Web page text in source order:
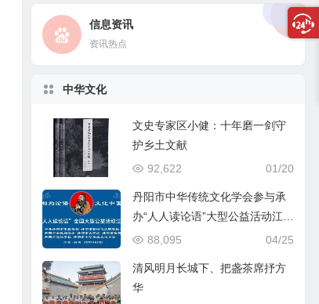
信息资讯
资讯热点
中华文化
文史专家区小健：十年磨一剑守
护乡土文献
01/20
92,622
丹阳市中华传统文化学会参与承
办“人人读论语”大型公益活动江苏
主会场活动
04/25
88,095
清风明月长城下、把盏茶席抒方
华